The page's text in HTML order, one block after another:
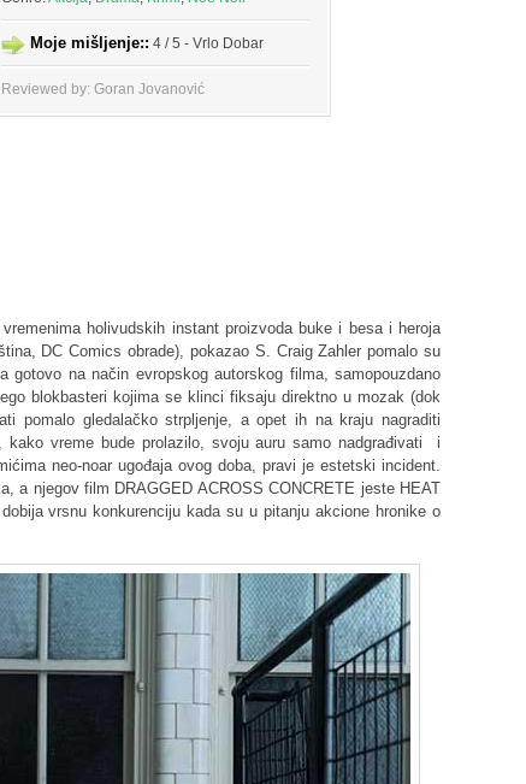
Moje mišljenje:: 4 / 5 - Vrlo Dobar
Reviewed by: Goran Jovanović
holivudskih instant proizvoda buke i besa i heroja
DC Comics obrade), pokazao S. Craig Zahler pomalo su
gotovo na način evropskog autorskog filma, samopouzdano
blokbasteri kojima se klinci fiksaju direktno u mozak (dok
pomalo gledalačko strpljenje, a opet ih na kraju nagraditi
vreme bude prolazilo, svoju auru samo nadgrađivati i
neo-noar ugođaja ovog doba, pravi je estetski incident.
a njegov film DRAGGED ACROSS CONCRETE jeste HEAT
vrsnu konkurenciju kada su u pitanju akcione hronike o